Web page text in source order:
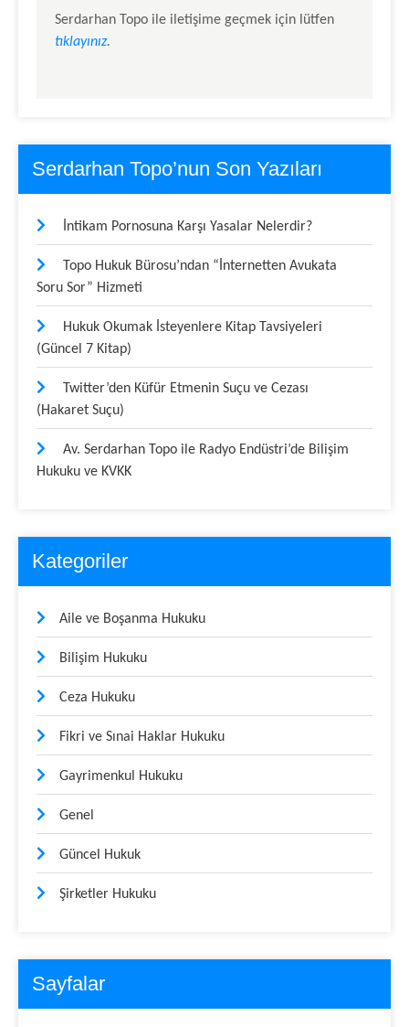
Serdarhan Topo ile iletişime geçmek için lütfen
tıklayınız.
Serdarhan Topo’nun Son Yazıları
İntikam Pornosuna Karşı Yasalar Nelerdir?
Topo Hukuk Bürosu’ndan “İnternetten Avukata
Soru Sor” Hizmeti
Hukuk Okumak İsteyenlere Kitap Tavsiyeleri
(Güncel 7 Kitap)
Twitter’den Küfür Etmenin Suçu ve Cezası
(Hakaret Suçu)
Av. Serdarhan Topo ile Radyo Endüstri’de Bilişim
Hukuku ve KVKK
Kategoriler
Aile ve Boşanma Hukuku
Bilişim Hukuku
Ceza Hukuku
Fikri ve Sınai Haklar Hukuku
Gayrimenkul Hukuku
Genel
Güncel Hukuk
Şirketler Hukuku
Sayfalar